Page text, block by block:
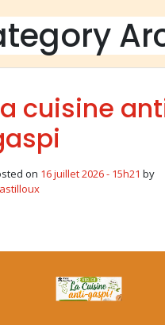
cuisine
on 16 juillet 2026 - 15h21 by